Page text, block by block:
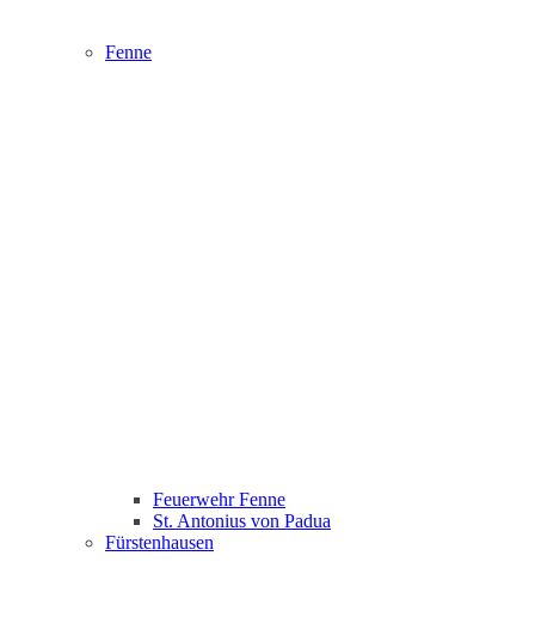
Fenne
Feuerwehr Fenne
St. Antonius von Padua
Fürstenhausen